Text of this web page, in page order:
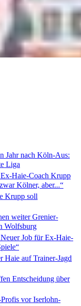
Jahr nach Köln-Aus:
Liga
Ex-Haie-Coach Krupp
Kölner, aber...“
Krupp soll
weiterGrenier-
Wolfsburg
Neuer Job für Ex-Haie-
Haie auf Trainer-Jagd
Entscheidung über
vor Iserlohn-